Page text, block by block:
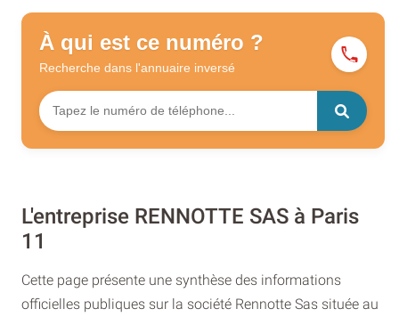
À qui est ce numéro ?
Recherche dans l'annuaire inversé
L'entreprise RENNOTTE SAS à Paris
11
Cette page présente une synthèse des informations
officielles publiques sur la société Rennotte Sas située au